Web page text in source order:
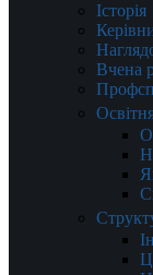
Історія
Вчена